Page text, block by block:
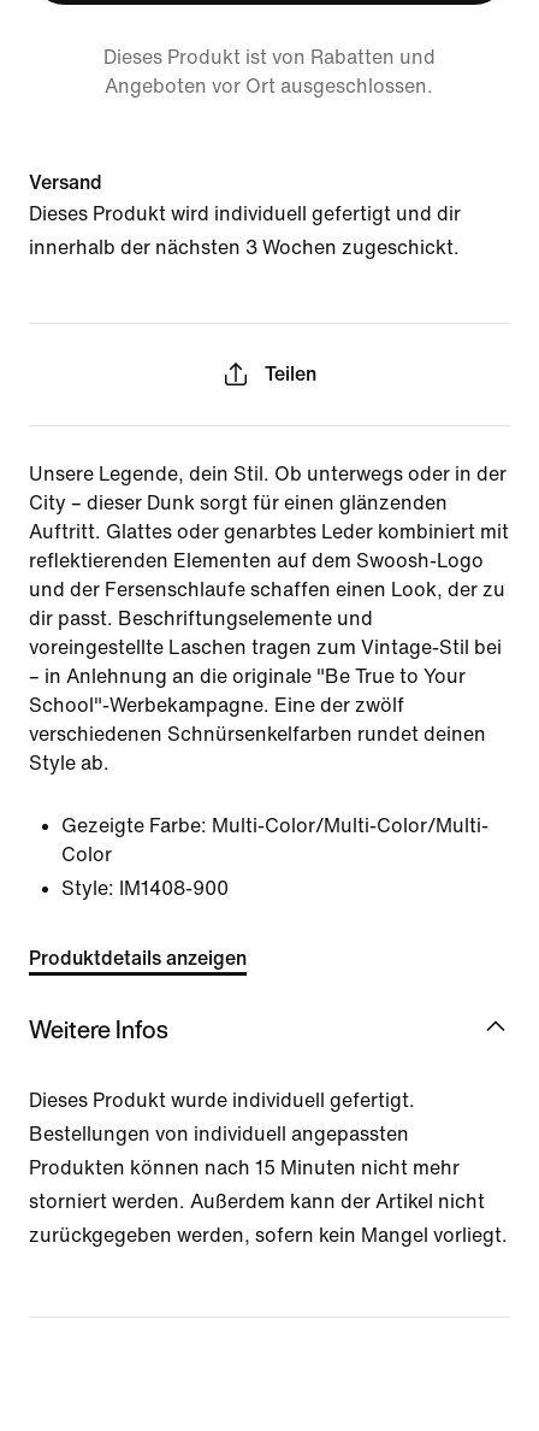
Dieses Produkt ist von Rabatten und
Angeboten vor Ort ausgeschlossen.
Versand
Dieses Produkt wird individuell gefertigt und dir
innerhalb der nächsten 3 Wochen zugeschickt.
Teilen
Unsere Legende, dein Stil. Ob unterwegs oder in der
City – dieser Dunk sorgt für einen glänzenden
Auftritt. Glattes oder genarbtes Leder kombiniert mit
reflektierenden Elementen auf dem Swoosh-Logo
und der Fersenschlaufe schaffen einen Look, der zu
dir passt. Beschriftungselemente und
voreingestellte Laschen tragen zum Vintage-Stil bei
– in Anlehnung an die originale "Be True to Your
School"-Werbekampagne. Eine der zwölf
verschiedenen Schnürsenkelfarben rundet deinen
Style ab.
Gezeigte Farbe: Multi-Color/Multi-Color/Multi-
Color
Style:
IM1408-900
Produktdetails anzeigen
Weitere Infos
Dieses Produkt wurde individuell gefertigt.
Bestellungen von individuell angepassten
Produkten können nach 15 Minuten nicht mehr
storniert werden. Außerdem kann der Artikel nicht
zurückgegeben werden, sofern kein Mangel vorliegt.